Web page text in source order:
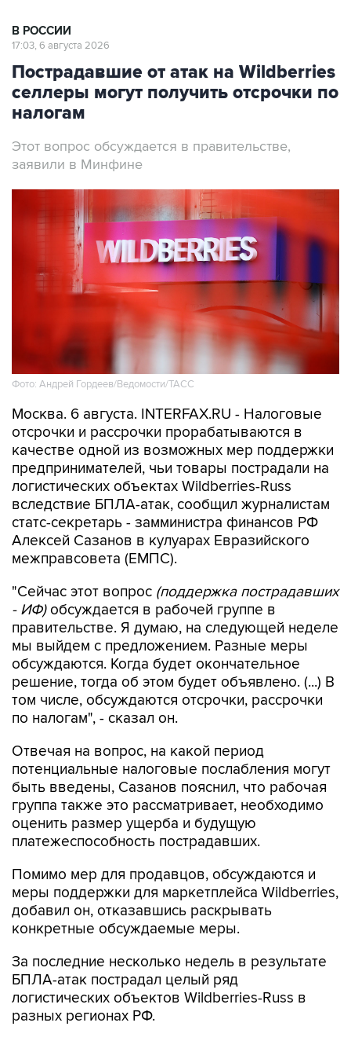
В РОССИИ
17:03, 6 августа 2026
Пострадавшие от атак на Wildberries
селлеры могут получить отсрочки по
налогам
Этот вопрос обсуждается в правительстве,
заявили в Минфине
Фото: Андрей Гордеев/Ведомости/ТАСС
Москва. 6 августа. INTERFAX.RU - Налоговые
отсрочки и рассрочки прорабатываются в
качестве одной из возможных мер поддержки
предпринимателей, чьи товары пострадали на
логистических объектах Wildberries-Russ
вследствие БПЛА-атак, сообщил журналистам
статс-секретарь - замминистра финансов РФ
Алексей Сазанов в кулуарах Евразийского
межправсовета (ЕМПС).
"Сейчас этот вопрос (поддержка пострадавших
- ИФ)обсуждается в рабочей группе в
правительстве. Я думаю, на следующей неделе
мы выйдем с предложением. Разные меры
обсуждаются. Когда будет окончательное
решение, тогда об этом будет объявлено. (...) В
том числе, обсуждаются отсрочки, рассрочки
по налогам", - сказал он.
Отвечая на вопрос, на какой период
потенциальные налоговые послабления могут
быть введены, Сазанов пояснил, что рабочая
группа также это рассматривает, необходимо
оценить размер ущерба и будущую
платежеспособность пострадавших.
Помимо мер для продавцов, обсуждаются и
меры поддержки для маркетплейса Wildberries,
добавил он, отказавшись раскрывать
конкретные обсуждаемые меры.
За последние несколько недель в результате
БПЛА-атак пострадал целый ряд
логистических объектов Wildberries-Russ в
разных регионах РФ.